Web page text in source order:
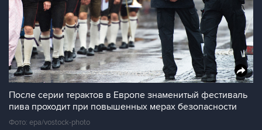
После серии терактов в Европе знаменитый фестиваль
пива проходит при повышенных мерах безопасности
Фото: epa/vostock-photo